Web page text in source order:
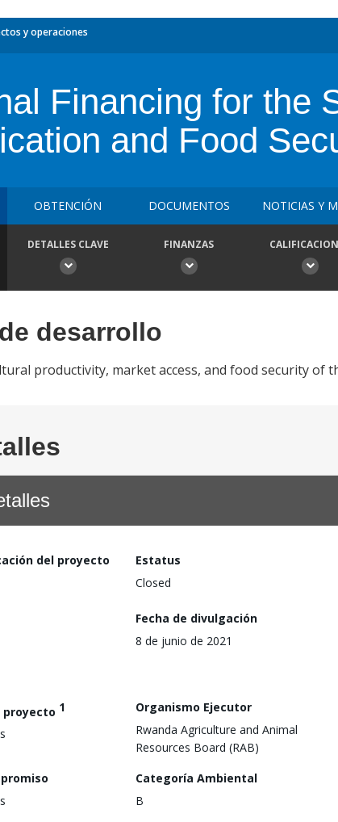
y operaciones
Financing for the
and Food
OBTENCIÓN DOCUMENTOS NOTICIAS Y
DETALLES CLAVE FINANZAS
desarrollo
productivity, market access, and food security of
del proyecto
Estatus
Closed
Fecha de divulgación
8 de junio de 2021
1
Organismo Ejecutor
Rwanda Agriculture and Animal
Resources Board (RAB)
Categoría Ambiental
B